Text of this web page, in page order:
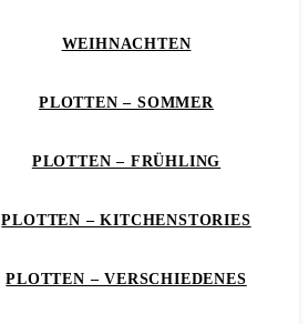
WEIHNACHTEN
PLOTTEN – SOMMER
PLOTTEN – FRÜHLING
PLOTTEN – KITCHENSTORIES
PLOTTEN – VERSCHIEDENES